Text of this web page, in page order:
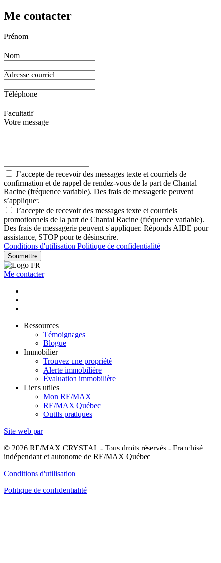
Me contacter
Prénom
Nom
Adresse courriel
Téléphone
Facultatif
Votre message
J’accepte de recevoir des messages texte et courriels de
confirmation et de rappel de rendez-vous de la part de Chantal
Racine (fréquence variable). Des frais de messagerie peuvent
s’appliquer.
J’accepte de recevoir des messages texte et courriels
promotionnels de la part de Chantal Racine (fréquence variable).
Des frais de messagerie peuvent s’appliquer. Réponds AIDE pour
assistance, STOP pour te désinscrire.
Conditions d'utilisation Politique de confidentialité
Soumettre
Me contacter
Ressources
Témoignages
Blogue
Immobilier
Trouvez une propriété
Alerte immobilière
Évaluation immobilière
Liens utiles
Mon RE/MAX
RE/MAX Québec
Outils pratiques
Site web par
© 2026 RE/MAX CRYSTAL - Tous droits réservés - Franchisé
indépendant et autonome de RE/MAX Québec
Conditions d'utilisation
Politique de confidentialité